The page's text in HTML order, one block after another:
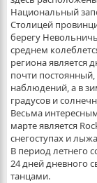
Национальный
Столицей
берегу
среднем
региона является
почти
наблюдений, а в
градусов и
Весьма
марте является
снегоступах и
В период летнего
24 дней дневного
танцами.